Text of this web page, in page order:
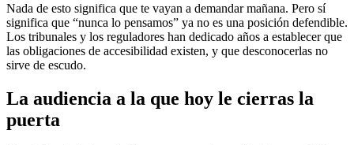
Nada de esto significa que te vayan a demandar mañana. Pero sí
significa que “nunca lo pensamos” ya no es una posición defendible.
Los tribunales y los reguladores han dedicado años a establecer que
las obligaciones de accesibilidad existen, y que desconocerlas no
sirve de escudo.
La audiencia a la que hoy le cierras la
puerta